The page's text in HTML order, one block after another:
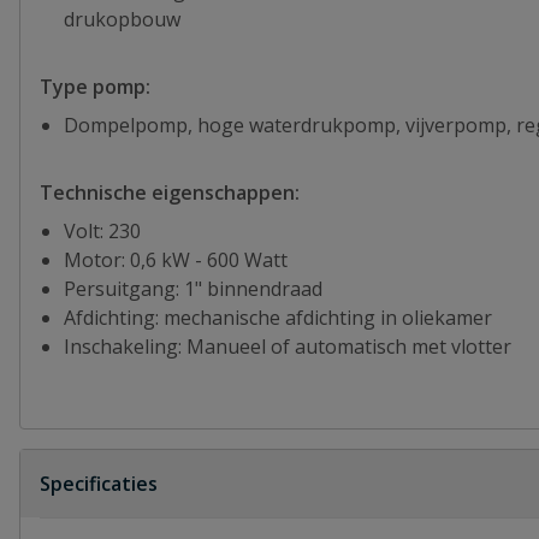
drukopbouw
Type pomp:
Dompelpomp, hoge waterdrukpomp, vijverpomp,
Technische eigenschappen:
Volt: 230
Motor: 0,6 kW - 600 Watt
Persuitgang: 1" binnendraad
Afdichting: mechanische afdichting in oliekamer
Inschakeling: Manueel of automatisch met vlotter
Specificaties